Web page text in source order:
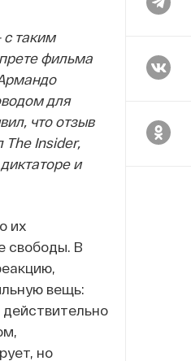
с таким
фильма
для
что отзыв
The Insider,
и
их
свободы. В
вещь:
но